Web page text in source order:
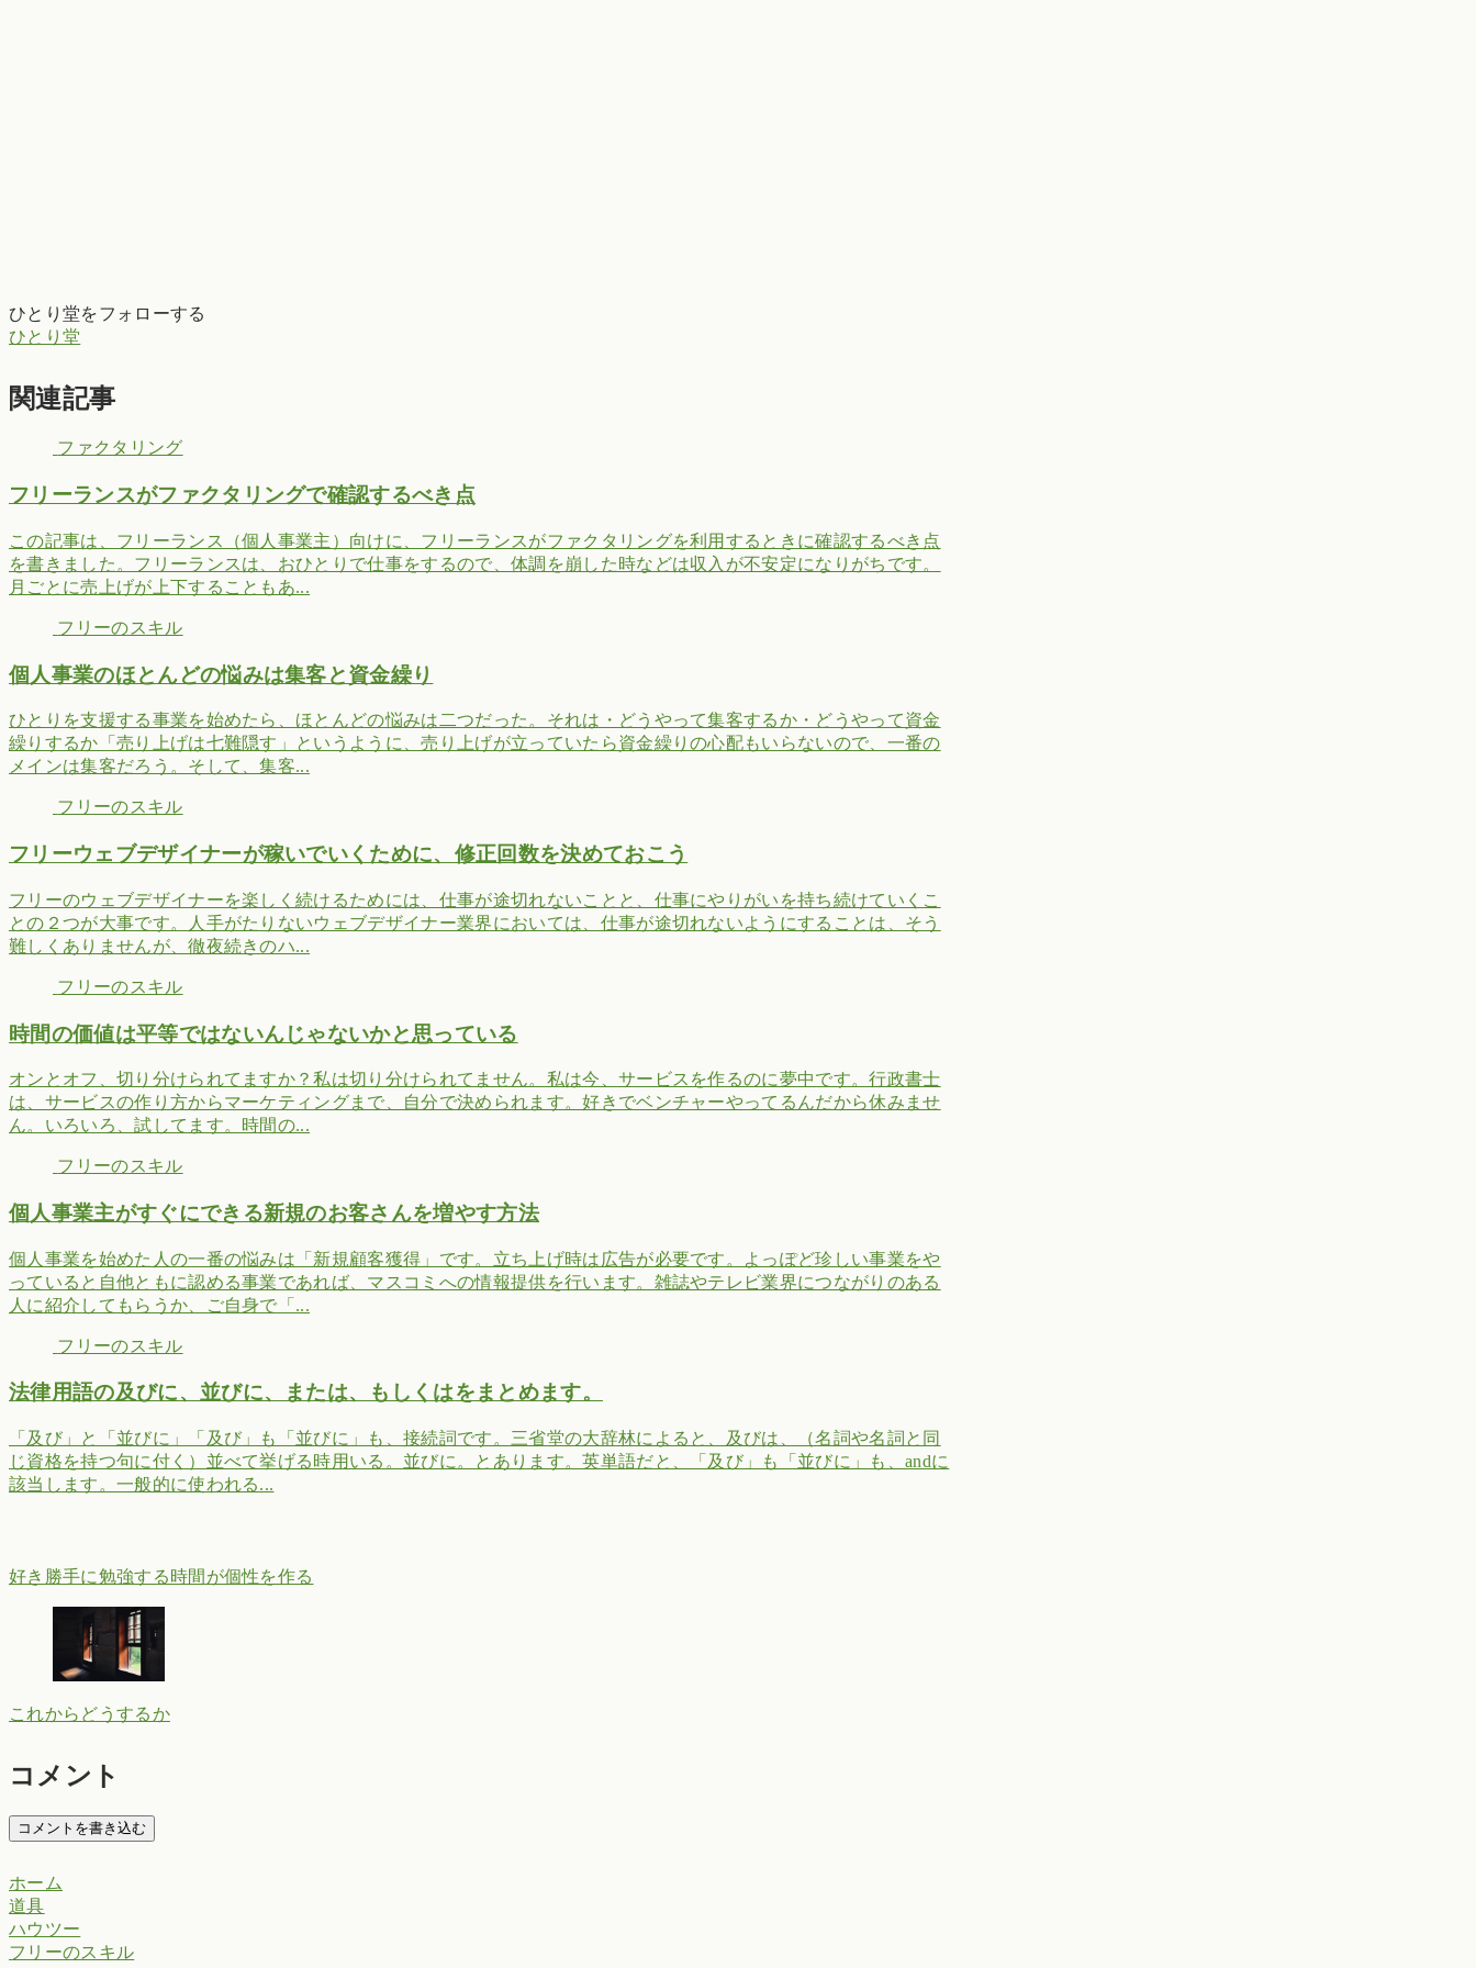
ひとり堂をフォローする
ひとり堂
関連記事
ファクタリング
フリーランスがファクタリングで確認するべき点
この記事は、フリーランス（個人事業主）向けに、フリーランスがファクタリングを利用するときに確認するべき点
を書きました。フリーランスは、おひとりで仕事をするので、体調を崩した時などは収入が不安定になりがちです。
月ごとに売上げが上下することもあ...
フリーのスキル
個人事業のほとんどの悩みは集客と資金繰り
ひとりを支援する事業を始めたら、ほとんどの悩みは二つだった。それは・どうやって集客するか・どうやって資金
繰りするか「売り上げは七難隠す」というように、売り上げが立っていたら資金繰りの心配もいらないので、一番の
メインは集客だろう。そして、集客...
フリーのスキル
フリーウェブデザイナーが稼いでいくために、修正回数を決めておこう
フリーのウェブデザイナーを楽しく続けるためには、仕事が途切れないことと、仕事にやりがいを持ち続けていくこ
との２つが大事です。人手がたりないウェブデザイナー業界においては、仕事が途切れないようにすることは、そう
難しくありませんが、徹夜続きのハ...
フリーのスキル
時間の価値は平等ではないんじゃないかと思っている
オンとオフ、切り分けられてますか？私は切り分けられてません。私は今、サービスを作るのに夢中です。行政書士
は、サービスの作り方からマーケティングまで、自分で決められます。好きでベンチャーやってるんだから休みませ
ん。いろいろ、試してます。時間の...
フリーのスキル
個人事業主がすぐにできる新規のお客さんを増やす方法
個人事業を始めた人の一番の悩みは「新規顧客獲得」です。立ち上げ時は広告が必要です。よっぽど珍しい事業をや
っていると自他ともに認める事業であれば、マスコミへの情報提供を行います。雑誌やテレビ業界につながりのある
人に紹介してもらうか、ご自身で「...
フリーのスキル
法律用語の及びに、並びに、または、もしくはをまとめます。
「及び」と「並びに」「及び」も「並びに」も、接続詞です。三省堂の大辞林によると、及びは、（名詞や名詞と同
じ資格を持つ句に付く）並べて挙げる時用いる。並びに。とあります。英単語だと、「及び」も「並びに」も、andに
該当します。一般的に使われる...
好き勝手に勉強する時間が個性を作る
これからどうするか
コメント
コメントを書き込む
ホーム
道具
ハウツー
フリーのスキル